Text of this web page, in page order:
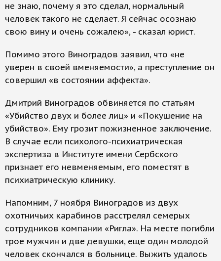
не знаю, почему я это сделал, нормальный
человек такого не сделает. Я сейчас осознаю
свою вину и очень сожалею», - сказал юрист.
Помимо этого Виноградов заявил, что «не
уверен в своей вменяемости», а преступление он
совершил «в состоянии аффекта».
Дмитрий Виноградов обвиняется по статьям
«Убийство двух и более лиц» и «Покушение на
убийство». Ему грозит пожизненное заключение.
В случае если психолого-психиатрическая
экспертиза в Институте имени Сербского
признает его невменяемым, его поместят в
психиатрическую клинику.
Напомним, 7 ноября Виноградов из двух
охотничьих карабинов расстрелял семерых
сотрудников компании «Ригла». На месте погибли
трое мужчин и две девушки, еще один молодой
человек скончался в больнице. Выжить удалось